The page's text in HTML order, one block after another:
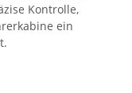
Kontrolle,
ein